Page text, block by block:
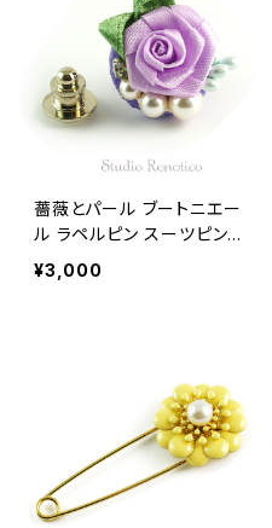
薔薇とパール ブートニエー
ル ラペルピン スーツピン
ピンブローチ メンズ レディ
ース パープル
¥3,000